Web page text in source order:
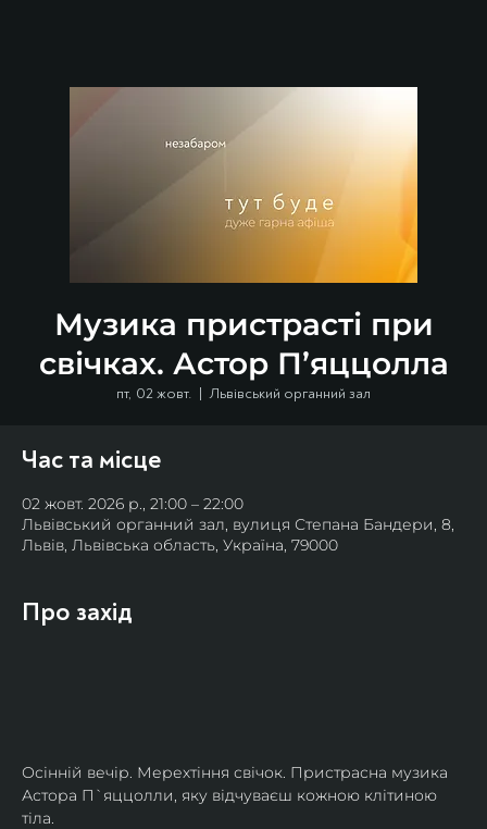
Музика пристрасті при
свічках. Астор П’яццолла
пт, 02 жовт.
  |
Львівський органний зал
Час та місце
02 жовт. 2026 р., 21:00 – 22:00
Львівський органний зал, вулиця Степана Бандери, 8,
Львів, Львівська область, Україна, 79000
Про захід
Осінній вечір. Мерехтіння свічок. Пристрасна музика
Астора П`яццолли, яку відчуваєш кожною клітиною
тіла.